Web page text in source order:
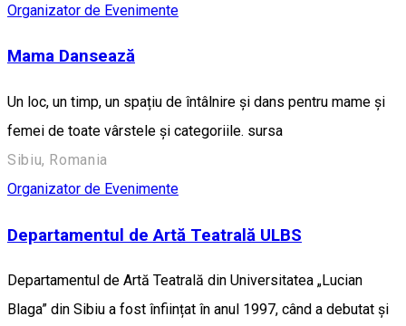
Organizator de Evenimente
Mama Dansează
Un loc, un timp, un spațiu de întâlnire și dans pentru mame și
femei de toate vârstele și categoriile. sursa
Sibiu, Romania
Organizator de Evenimente
Departamentul de Artă Teatrală ULBS
Departamentul de Artă Teatrală din Universitatea „Lucian
Blaga” din Sibiu a fost înființat în anul 1997, când a debutat și